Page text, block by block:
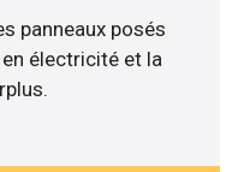
panneaux posés
électricité et la